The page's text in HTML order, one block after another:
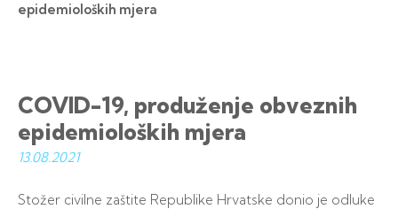
epidemioloških mjera
COVID-19, produženje obveznih
epidemioloških mjera
13.08.2021
Stožer civilne zaštite Republike Hrvatske donio je odluke